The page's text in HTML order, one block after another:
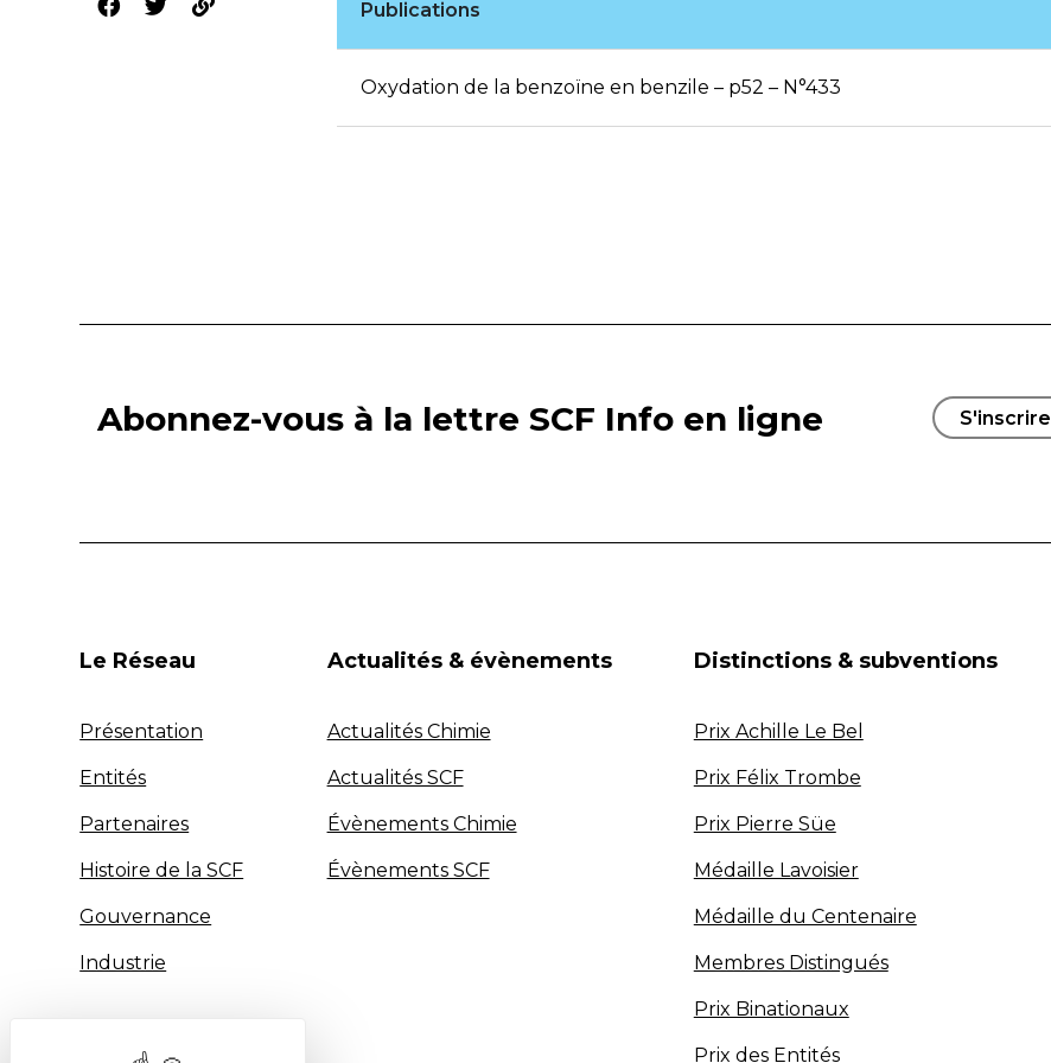
Publications
Oxydation de la benzoïne en benzile – p52 – N°433
Abonnez-vous à la lettre SCF Info en ligne S'inscrire
Le Réseau
Présentation
Entités
Partenaires
Histoire de la SCF
Gouvernance
Industrie
Actualités & évènements
Actualités Chimie
Actualités SCF
Évènements Chimie
Évènements SCF
Distinctions & subventions
Prix Achille Le Bel
Prix Félix Trombe
Prix Pierre Süe
Médaille Lavoisier
Médaille du Centenaire
Membres Distingués
Prix Binationaux
Prix des Entités